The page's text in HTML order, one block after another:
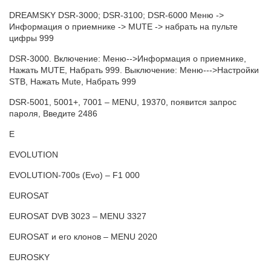
DREAMSKY DSR-3000; DSR-3100; DSR-6000 Меню ->
Информация о приемнике -> MUTE -> набрать на пульте
цифры 999
DSR-3000. Включение: Меню-->Информация о приемнике,
Нажать MUTE, Набрать 999. Выключение: Меню--->Настройки
STB, Нажать Mute, Набрать 999
DSR-5001, 5001+, 7001 – MENU, 19370, появится запрос
пароля, Введите 2486
E
EVOLUTION
EVOLUTION-700s (Evo) – F1 000
EUROSAT
EUROSAT DVB 3023 – MENU 3327
EUROSAT и его клонов – MENU 2020
EUROSKY